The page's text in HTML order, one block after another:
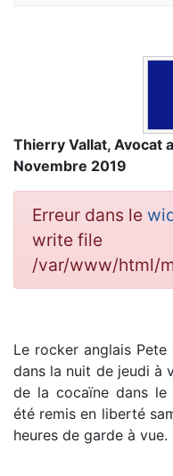
Thierry Vallat, Avocat
Novembre 2019
Erreur dans le
write file
/var/www/html/
Le rocker anglais
dans la nuit de jeudi à
de la cocaïne dans le
été remis en liberté
heures de garde à vue.